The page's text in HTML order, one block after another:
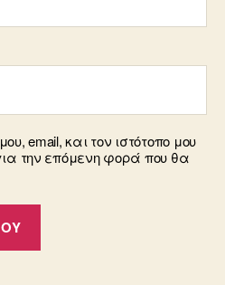
email, και τον ιστότοπο μου
την επόμενη φορά που θα